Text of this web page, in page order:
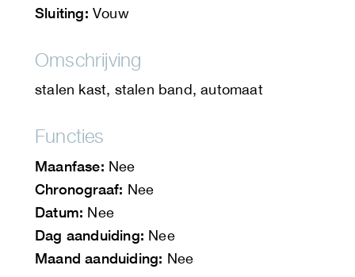
Sluiting: Vouw
Omschrijving
stalen kast, stalen band, automaat
Functies
Maanfase: Nee
Chronograaf: Nee
Datum: Nee
Dag aanduiding: Nee
Maand aanduiding: Nee